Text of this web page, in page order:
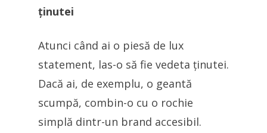
ținutei
Atunci când ai o piesă de lux
statement, las-o să fie vedeta ținutei.
Dacă ai, de exemplu, o geantă
scumpă, combin-o cu o rochie
simplă dintr-un brand accesibil.